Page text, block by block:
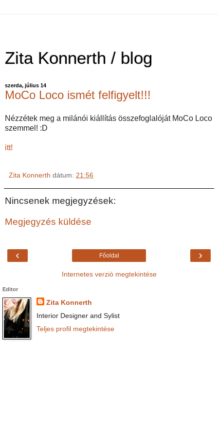
Zita Konnerth / blog
szerda, július 14
MoCo Loco ismét felfigyelt!!!
Nézzétek meg a milánói kiállítás összefoglalóját MoCo Loco
szemmel! :D
itt!
Zita Konnerth dátum: 21:56
Nincsenek megjegyzések:
Megjegyzés küldése
‹ ›
Főoldal
Internetes verzió megtekintése
Editor
Zita Konnerth
Interior Designer and Sylist
Teljes profil megtekintése